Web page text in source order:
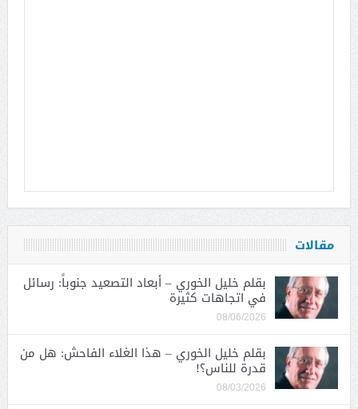
مقالات
بقلم خليل الخوري – أبعاد التصعيد جنوباً: رسائل
في اتجاهات كثيرة
08/06/2026
بقلم خليل الخوري – هذا الغلاء الفاحش: هل من
قدرة للناس؟!
08/03/2026